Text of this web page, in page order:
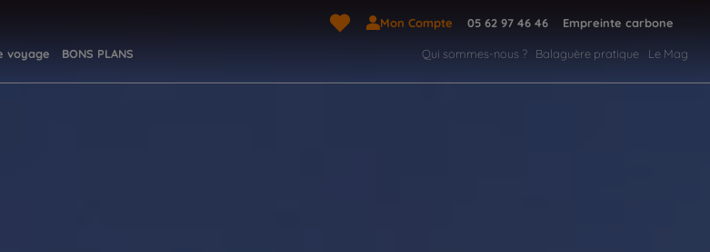
Mon Compte 05 62 97 46 46 Empreinte carbone
voyage BONS PLANS Qui sommes-nous ? Balaguère pratique Le Mag